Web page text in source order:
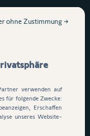
den
Serenia
per
oder
verwenden auf
für folgende Zwecke:
Erschaffen
unseres Website-
ohne Zustimmung →